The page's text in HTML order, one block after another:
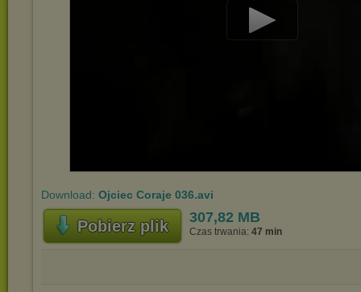
Download: Ojciec Coraje 036.avi
Pobierz plik 307,82 MB
Czas trwania: 47 min